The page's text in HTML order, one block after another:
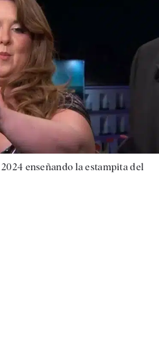
enseñando la estampita del